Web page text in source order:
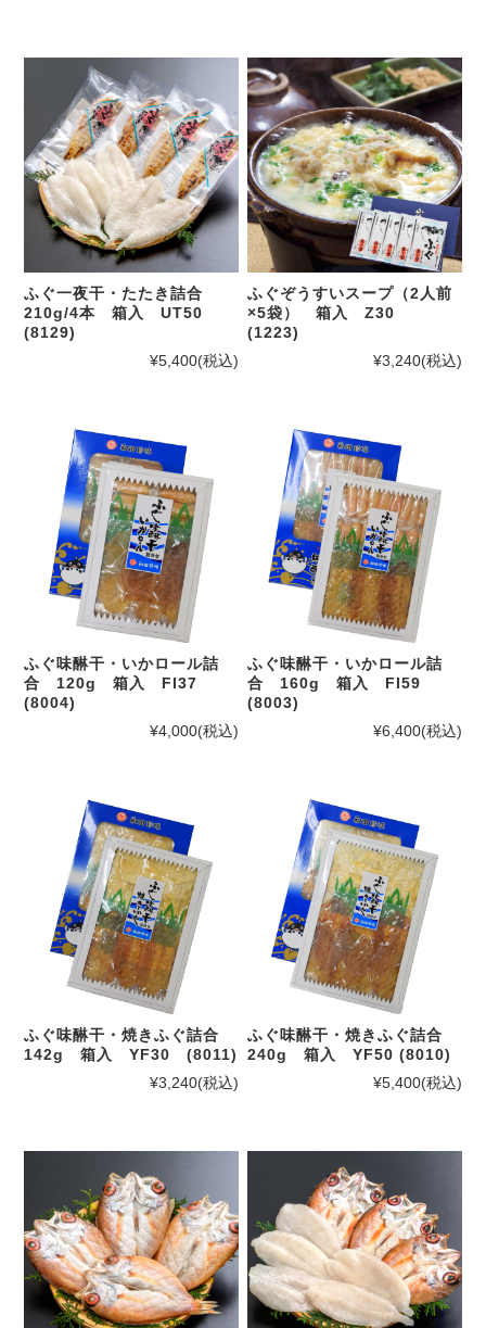
ふぐ一夜干・たたき詰合
210g/4本 箱入 UT50
(8129)
¥5,400(税込)
ふぐぞうすいスープ（2人前
×5袋） 箱入 Z30
(1223)
¥3,240(税込)
ふぐ味醂干・いかロール詰
合 120g 箱入 FI37
(8004)
¥4,000(税込)
ふぐ味醂干・いかロール詰
合 160g 箱入 FI59
(8003)
¥6,400(税込)
ふぐ味醂干・焼きふぐ詰合
142g 箱入 YF30 (8011)
¥3,240(税込)
ふぐ味醂干・焼きふぐ詰合
240g 箱入 YF50 (8010)
¥5,400(税込)